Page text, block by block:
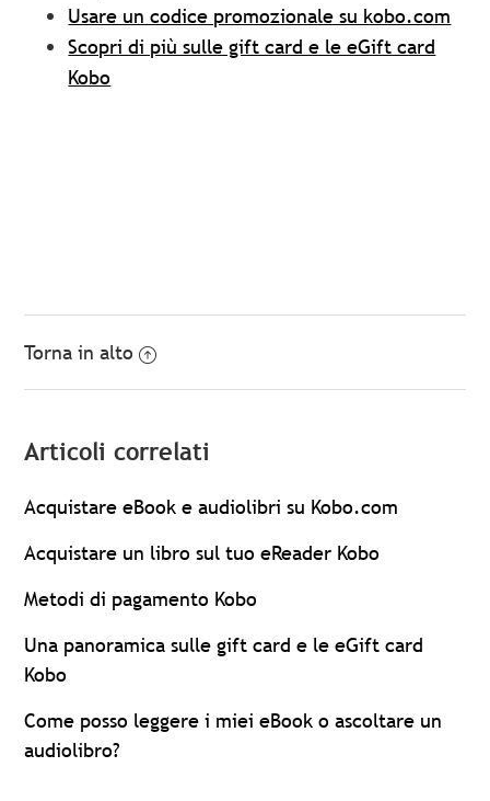
Usare un codice promozionale su kobo.com
Scopri di più sulle gift card e le eGift card
Kobo
Torna in alto
Articoli correlati
Acquistare eBook e audiolibri su Kobo.com
Acquistare un libro sul tuo eReader Kobo
Metodi di pagamento Kobo
Una panoramica sulle gift card e le eGift card
Kobo
Come posso leggere i miei eBook o ascoltare un
audiolibro?